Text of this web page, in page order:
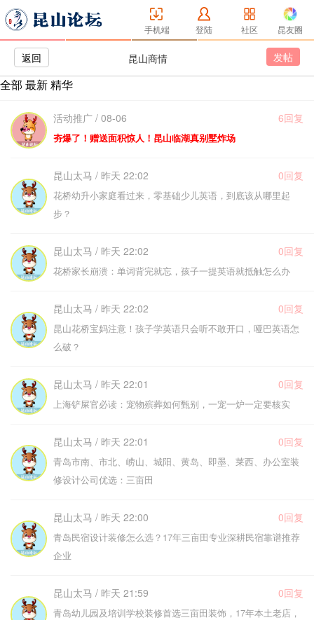
手机端 登陆 社区 昆友圈
返回 昆山商情 发帖
全部 最新精华
活动推广 / 08-06 6回复
夯爆了！赠送面积惊人！昆山临湖真别墅炸场
昆山太马 / 昨天 22:02 0回复
花桥幼升小家庭看过来，零基础少儿英语，到底该从哪里起
步？
昆山太马 / 昨天 22:02 0回复
花桥家长崩溃：单词背完就忘，孩子一提英语就抵触怎么办
昆山太马 / 昨天 22:02 0回复
昆山花桥宝妈注意！孩子学英语只会听不敢开口，哑巴英语怎
么破？
昆山太马 / 昨天 22:01 0回复
上海铲屎官必读：宠物殡葬如何甄别，一宠一炉一定要核实
昆山太马 / 昨天 22:01 0回复
青岛市南、市北、崂山、城阳、黄岛、即墨、莱西、办公室装
修设计公司优选：三亩田
昆山太马 / 昨天 22:00 0回复
青岛民宿设计装修怎么选？17年三亩田专业深耕民宿靠谱推荐
企业
昆山太马 / 昨天 21:59 0回复
青岛幼儿园及培训学校装修首选三亩田装饰，17年本土老店，